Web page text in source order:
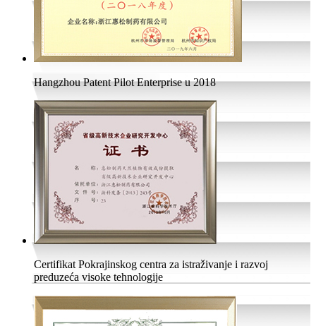
Hangzhou Patent Pilot Enterprise u 2018
Certifikat Pokrajinskog centra za istraživanje i razvoj
preduzeća visoke tehnologije